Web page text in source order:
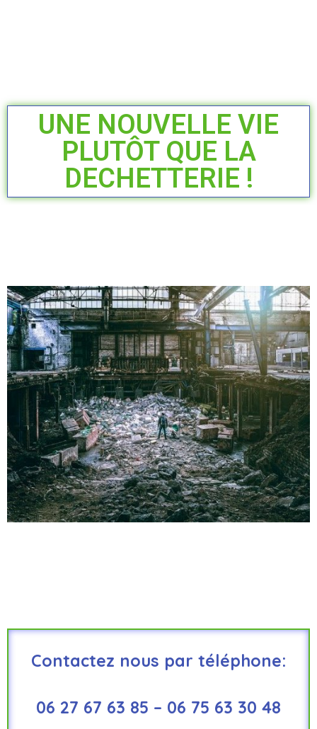
UNE NOUVELLE VIE
PLUTÔT QUE LA
DECHETTERIE !
Contactez nous par téléphone:
06 27 67 63 85 – 06 75 63 30 48